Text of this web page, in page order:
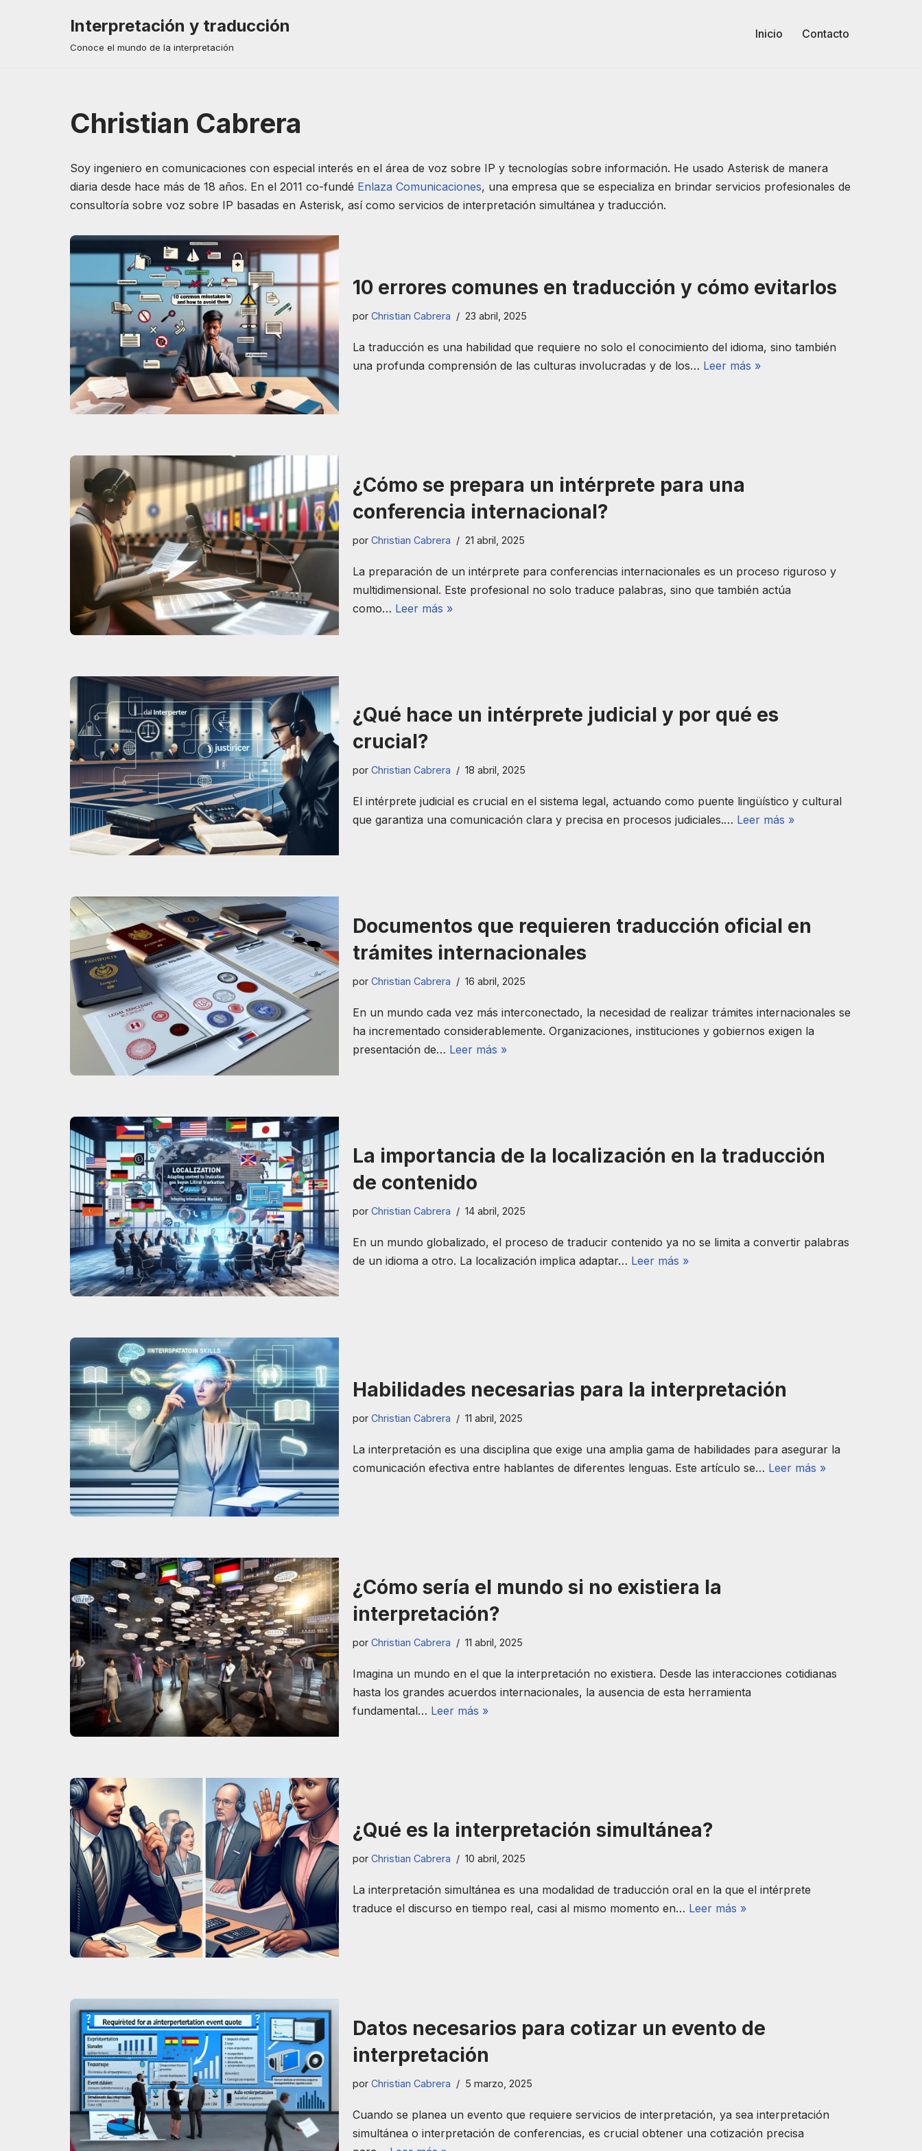
Interpretación y traducción
Conoce el mundo de la interpretación
Inicio Contacto
Christian Cabrera
Soy ingeniero en comunicaciones con especial interés en el área de voz sobre IP y tecnologías sobre información. He usado Asterisk de manera
diaria desde hace más de 18 años. En el 2011 co-fundé Enlaza Comunicaciones, una empresa que se especializa en brindar servicios profesionales de
consultoría sobre voz sobre IP basadas en Asterisk, así como servicios de interpretación simultánea y traducción.
10 errores comunes en traducción y cómo evitarlos
por Christian Cabrera 23 abril, 2025
La traducción es una habilidad que requiere no solo el conocimiento del idioma, sino también
una profunda comprensión de las culturas involucradas y de los… Leer más »
¿Cómo se prepara un intérprete para una
conferencia internacional?
por Christian Cabrera 21 abril, 2025
La preparación de un intérprete para conferencias internacionales es un proceso riguroso y
multidimensional. Este profesional no solo traduce palabras, sino que también actúa
como… Leer más »
¿Qué hace un intérprete judicial y por qué es
crucial?
por Christian Cabrera 18 abril, 2025
El intérprete judicial es crucial en el sistema legal, actuando como puente lingüístico y cultural
que garantiza una comunicación clara y precisa en procesos judiciales.… Leer más »
Documentos que requieren traducción oficial en
trámites internacionales
por Christian Cabrera 16 abril, 2025
En un mundo cada vez más interconectado, la necesidad de realizar trámites internacionales se
ha incrementado considerablemente. Organizaciones, instituciones y gobiernos exigen la
presentación de… Leer más »
La importancia de la localización en la traducción
de contenido
por Christian Cabrera 14 abril, 2025
En un mundo globalizado, el proceso de traducir contenido ya no se limita a convertir palabras
de un idioma a otro. La localización implica adaptar… Leer más »
Habilidades necesarias para la interpretación
por Christian Cabrera 11 abril, 2025
La interpretación es una disciplina que exige una amplia gama de habilidades para asegurar la
comunicación efectiva entre hablantes de diferentes lenguas. Este artículo se… Leer más »
¿Cómo sería el mundo si no existiera la
interpretación?
por Christian Cabrera 11 abril, 2025
Imagina un mundo en el que la interpretación no existiera. Desde las interacciones cotidianas
hasta los grandes acuerdos internacionales, la ausencia de esta herramienta
fundamental… Leer más »
¿Qué es la interpretación simultánea?
por Christian Cabrera 10 abril, 2025
La interpretación simultánea es una modalidad de traducción oral en la que el intérprete
traduce el discurso en tiempo real, casi al mismo momento en… Leer más »
Datos necesarios para cotizar un evento de
interpretación
por Christian Cabrera 5 marzo, 2025
Cuando se planea un evento que requiere servicios de interpretación, ya sea interpretación
simultánea o interpretación de conferencias, es crucial obtener una cotización precisa